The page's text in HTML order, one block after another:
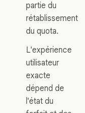
partie du
rétablissement
du quota.
L'expérience
utilisateur
exacte
dépend de
l'état du